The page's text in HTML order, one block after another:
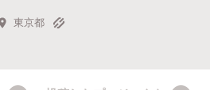
東京都